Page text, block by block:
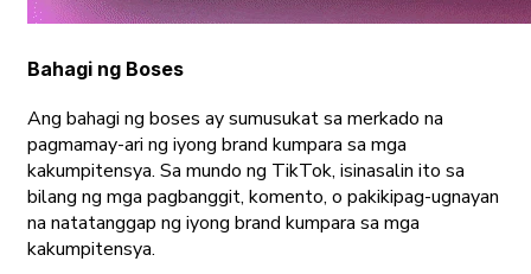
Bahagi ng Boses
Ang bahagi ng boses ay sumusukat sa merkado na
pagmamay-ari ng iyong brand kumpara sa mga
kakumpitensya. Sa mundo ng TikTok, isinasalin ito sa
bilang ng mga pagbanggit, komento, o pakikipag-ugnayan
na natatanggap ng iyong brand kumpara sa mga
kakumpitensya.